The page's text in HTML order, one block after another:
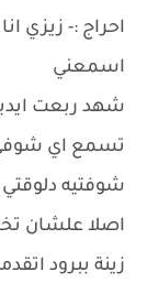
احراج :- زيزي
اسمعني
شهد ربعت
تسمع اي شوفي
شوفتيه دلوقتي
اصلا علشان
زينة ببرود